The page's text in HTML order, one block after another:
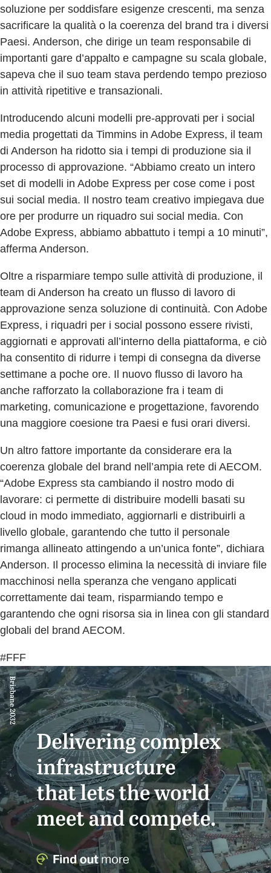
soluzione per soddisfare esigenze crescenti, ma senza
sacrificare la qualità o la coerenza del brand tra i diversi
Paesi. Anderson, che dirige un team responsabile di
importanti gare d’appalto e campagne su scala globale,
sapeva che il suo team stava perdendo tempo prezioso
in attività ripetitive e transazionali.
Introducendo alcuni modelli pre-approvati per i social
media progettati da Timmins in Adobe Express, il team
di Anderson ha ridotto sia i tempi di produzione sia il
processo di approvazione. “Abbiamo creato un intero
set di modelli in Adobe Express per cose come i post
sui social media. Il nostro team creativo impiegava due
ore per produrre un riquadro sui social media. Con
Adobe Express, abbiamo abbattuto i tempi a 10 minuti”,
afferma Anderson.
Oltre a risparmiare tempo sulle attività di produzione, il
team di Anderson ha creato un flusso di lavoro di
approvazione senza soluzione di continuità. Con Adobe
Express, i riquadri per i social possono essere rivisti,
aggiornati e approvati all’interno della piattaforma, e ciò
ha consentito di ridurre i tempi di consegna da diverse
settimane a poche ore. Il nuovo flusso di lavoro ha
anche rafforzato la collaborazione fra i team di
marketing, comunicazione e progettazione, favorendo
una maggiore coesione tra Paesi e fusi orari diversi.
Un altro fattore importante da considerare era la
coerenza globale del brand nell’ampia rete di AECOM.
“Adobe Express sta cambiando il nostro modo di
lavorare: ci permette di distribuire modelli basati su
cloud in modo immediato, aggiornarli e distribuirli a
livello globale, garantendo che tutto il personale
rimanga allineato attingendo a un’unica fonte”, dichiara
Anderson. Il processo elimina la necessità di inviare file
macchinosi nella speranza che vengano applicati
correttamente dai team, risparmiando tempo e
garantendo che ogni risorsa sia in linea con gli standard
globali del brand AECOM.
#FFF